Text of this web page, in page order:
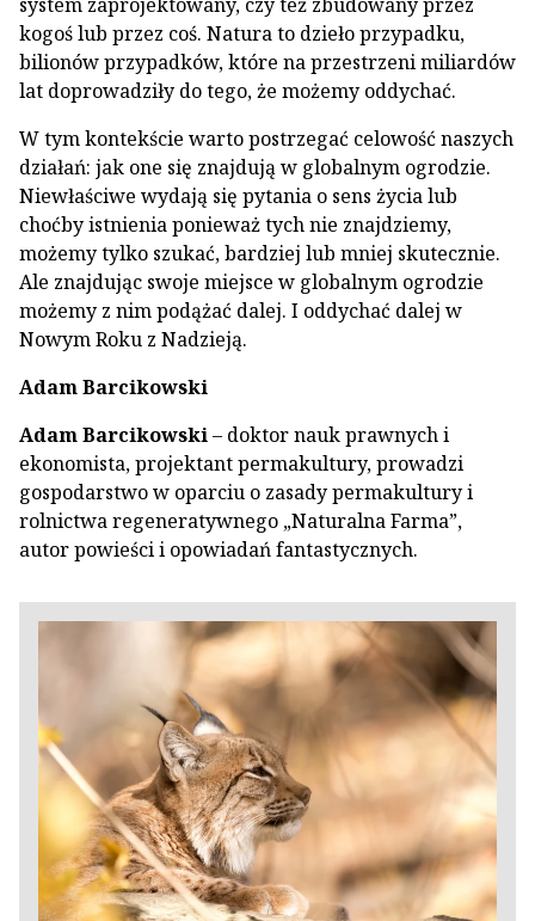
kogoś lub przez coś. Natura to dzieło przypadku,
bilionów przypadków, które na przestrzeni miliardów
lat doprowadziły do tego, że możemy oddychać.
W tym kontekście warto postrzegać celowość naszych
działań: jak one się znajdują w globalnym ogrodzie.
Niewłaściwe wydają się pytania o sens życia lub
choćby istnienia ponieważ tych nie znajdziemy,
możemy tylko szukać, bardziej lub mniej skutecznie.
Ale znajdując swoje miejsce w globalnym ogrodzie
możemy z nim podążać dalej. I oddychać dalej w
Nowym Roku z Nadzieją.
Adam Barcikowski
Adam Barcikowski– doktor nauk prawnych i
ekonomista, projektant permakultury, prowadzi
gospodarstwo w oparciu o zasady permakultury i
rolnictwa regeneratywnego „Naturalna Farma”,
autor powieści i opowiadań fantastycznych.